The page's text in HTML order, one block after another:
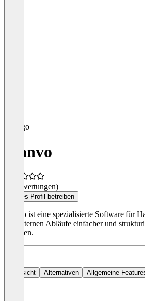
Planvo
(0 Bewertungen)
Dieses Profil betreiben
Planvo ist eine spezialisierte Software für
ihre internen Abläufe einfacher und
möchten.
Übersicht Alternativen Allgemeine